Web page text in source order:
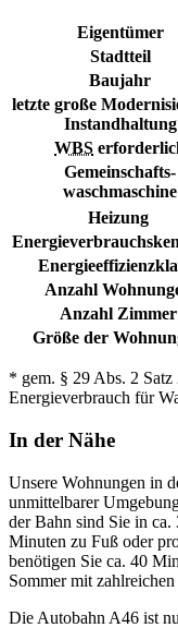
Eigentümer
Stadtteil
Baujahr
letzte große
Instandhaltung
WBS
Gemeinschafts-
waschmaschine
Heizung
Anzahl
Anzahl Zimmer
Größe der
* gem. § 29 Abs. 2
Energieverbrauch für
In der Nähe
Unsere Wohnungen in
unmittelbarer
der Bahn sind Sie in
Minuten zu Fuß oder
benötigen Sie ca. 40
Sommer mit
Die Autobahn A46 ist